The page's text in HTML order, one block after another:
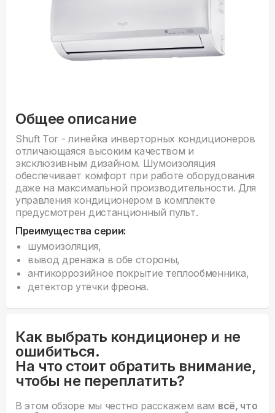
Общее описание
Shuft Tor - линейка инверторных кондиционеров
отличающаяся высоким качеством и
эксклюзивным дизайном. Шумоизоляция
обеспечивает комфорт при работе оборудования
даже на максимальной производительности. Для
управления кондиционером в комплекте
предусмотрен дистанционный пульт.
Преимущества серии:
шумоизоляция,
вывод дренажа в обе стороны,
антикоррозийное покрытие теплообменника,
детектор утечки фреона.
Как выбрать кондиционер и не
ошибиться.
На что стоит обратить внимание,
чтобы не переплатить?
В этом обзоре мы честно расскажем вам всё, что